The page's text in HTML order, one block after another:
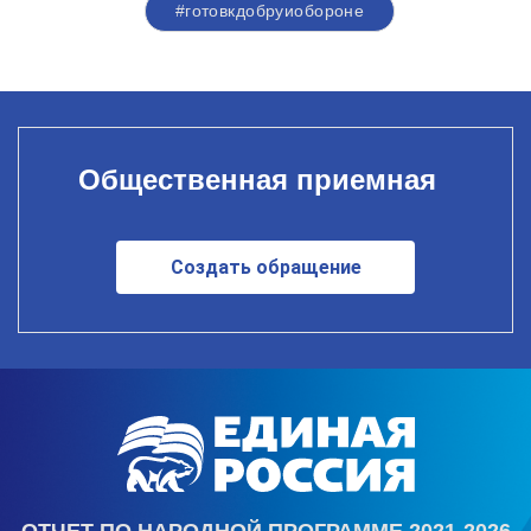
#готовкдобруиобороне
Общественная приемная
Создать обращение